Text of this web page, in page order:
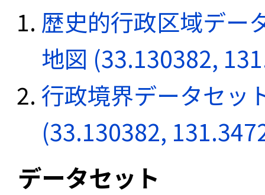
歴史的行政区域デー
地図 (33.130382,
行政境界データセッ
(33.130382,
データセット